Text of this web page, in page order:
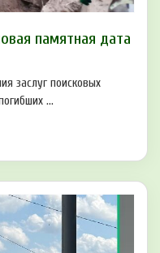
памятная дата
заслуг поисковых
...